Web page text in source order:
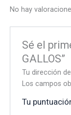
No hay
Sé el
GALLOS”
Tu dirección
Los campos
Tu